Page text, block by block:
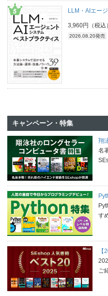
LLM・AIエー
3,960円（税込
2026.08.20発売
キャンペーン・特集
翔
名
す
ご